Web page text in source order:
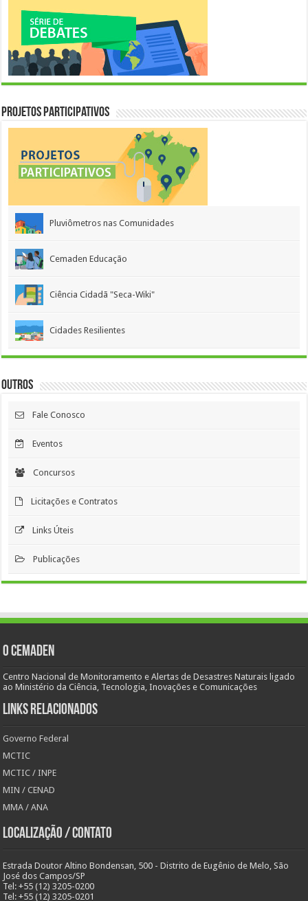
Projetos Participativos
Pluviômetros nas Comunidades
Cemaden Educação
Ciência Cidadã "Seca-Wiki"
Cidades Resilientes
Outros
Fale Conosco
Eventos
Concursos
Licitações e Contratos
Links Úteis
Publicações
O Cemaden
Centro Nacional de Monitoramento e Alertas de Desastres Naturais ligado
ao Ministério da Ciência, Tecnologia, Inovações e Comunicações
Links Relacionados
Governo Federal
MCTIC
MCTIC / INPE
MIN / CENAD
MMA / ANA
Localização / Contato
Estrada Doutor Altino Bondensan, 500 - Distrito de Eugênio de Melo, São
José dos Campos/SP
Tel: +55 (12) 3205-0200
Tel: +55 (12) 3205-0201